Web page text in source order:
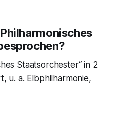
Staatsorchester“ in 2
u. a. Elbphilharmonie,